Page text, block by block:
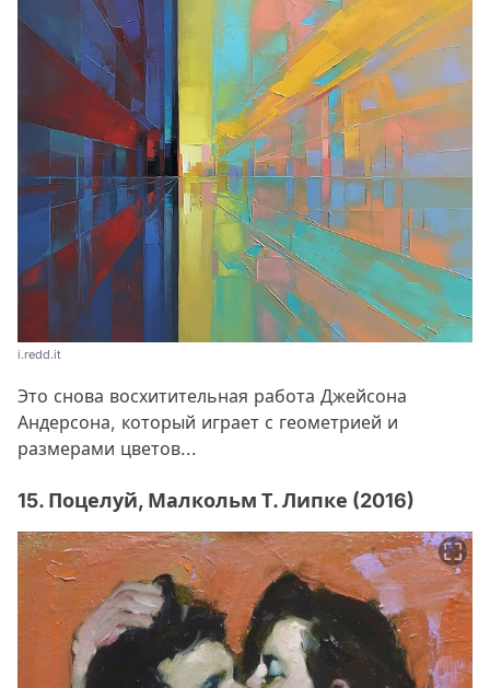
i.redd.it
Это снова восхитительная работа Джейсона
Андерсона, который играет с геометрией и
размерами цветов...
15. Поцелуй, Малкольм Т. Липке (2016)